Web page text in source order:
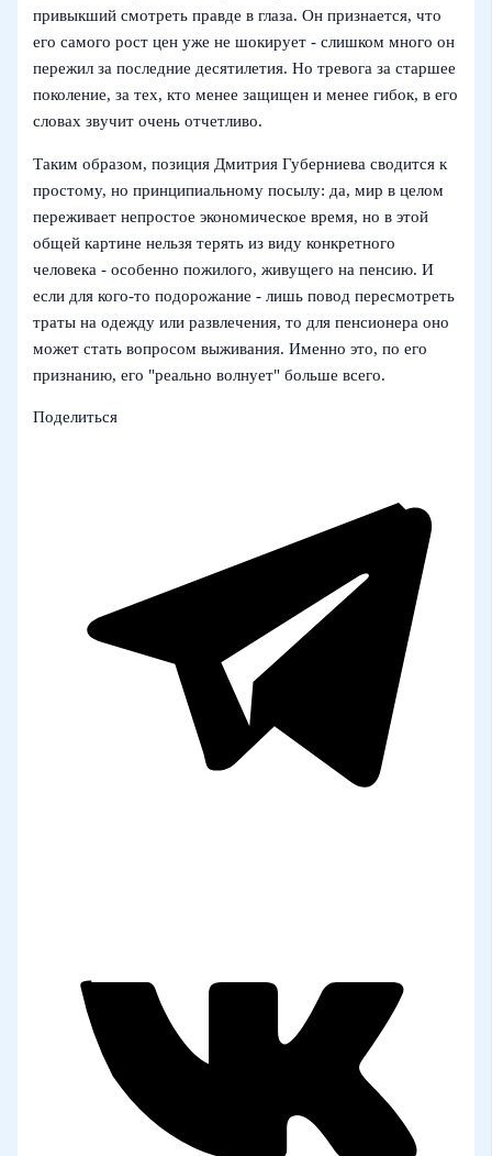
привыкший смотреть правде в глаза. Он признается, что
его самого рост цен уже не шокирует - слишком много он
пережил за последние десятилетия. Но тревога за старшее
поколение, за тех, кто менее защищен и менее гибок, в его
словах звучит очень отчетливо.
Таким образом, позиция Дмитрия Губерниева сводится к
простому, но принципиальному посылу: да, мир в целом
переживает непростое экономическое время, но в этой
общей картине нельзя терять из виду конкретного
человека - особенно пожилого, живущего на пенсию. И
если для кого-то подорожание - лишь повод пересмотреть
траты на одежду или развлечения, то для пенсионера оно
может стать вопросом выживания. Именно это, по его
признанию, его "реально волнует" больше всего.
Поделиться